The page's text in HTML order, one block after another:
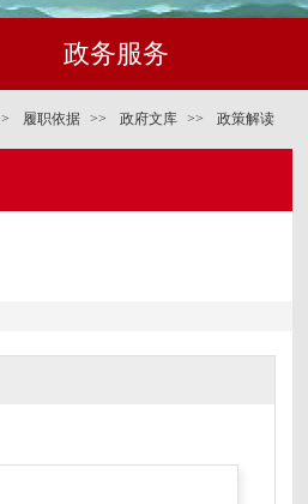
政务服务
履职依据 >> 政府文库 >> 政策解读